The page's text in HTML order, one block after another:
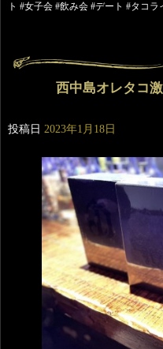
ト #女子会 #飲み会 #デート #タコ
西中島オレタコ
投稿日 2023年1月18日